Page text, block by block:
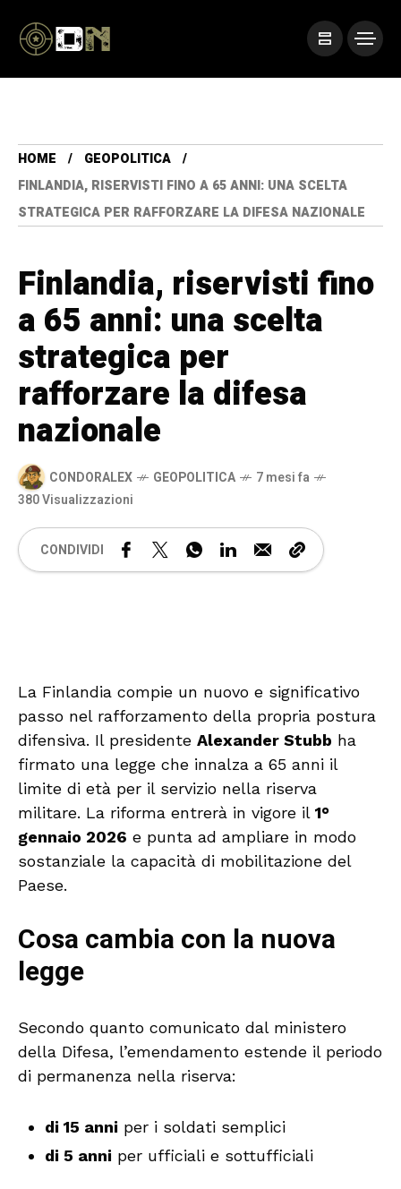
HOME
GEOPOLITICA
FINLANDIA, RISERVISTI FINO A 65 ANNI: UNA SCELTA
STRATEGICA PER RAFFORZARE LA DIFESA NAZIONALE
Finlandia, riservisti fino
a 65 anni: una scelta
strategica per
rafforzare la difesa
nazionale
CONDORALEX GEOPOLITICA
7 mesi fa
380 Visualizzazioni
CONDIVIDI
La Finlandia compie un nuovo e significativo
passo nel rafforzamento della propria postura
difensiva. Il presidente Alexander Stubb ha
firmato una legge che innalza a 65 anni il
limite di età per il servizio nella riserva
militare. La riforma entrerà in vigore il 1°
gennaio 2026 e punta ad ampliare in modo
sostanziale la capacità di mobilitazione del
Paese.
Cosa cambia con la nuova
legge
Secondo quanto comunicato dal ministero
della Difesa, l’emendamento estende il periodo
di permanenza nella riserva:
di 15 anni per i soldati semplici
di 5 anni per ufficiali e sottufficiali